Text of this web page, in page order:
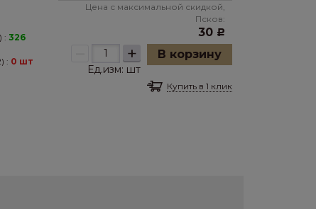
: 326
: 0 шт
Цена с максимальной скидкой,
Псков:
30 Р
+
Ед.изм: шт
В корзину
Купить в 1 клик